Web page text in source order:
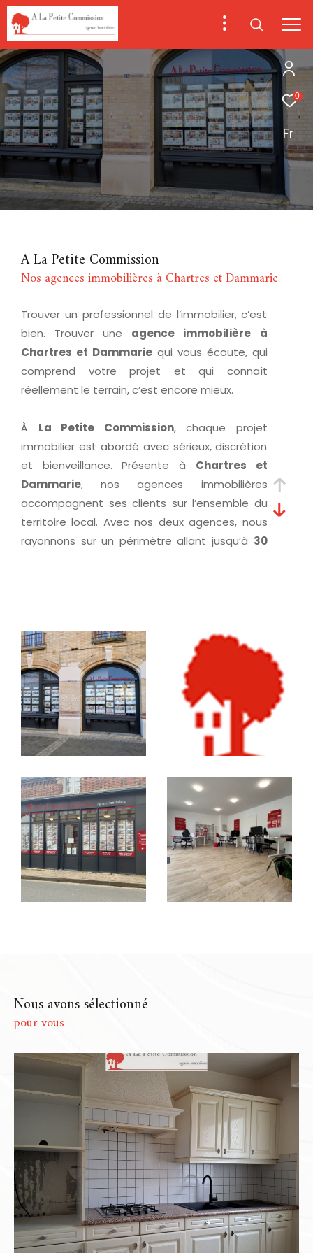
0
Fr
A La Petite Commission
Nos agences immobilières à Chartres et Dammarie
Trouver un professionnel de l’immobilier, c’est
bien. Trouver une agence immobilière à
Chartres et Dammariequi vous écoute, qui
comprend votre projet et qui connaît
réellement le terrain, c’est encore mieux.
À La Petite Commission, chaque projet
immobilier est abordé avec sérieux, discrétion
et bienveillance. Présente à Chartres et
Dammarie, nos agences immobilières
accompagnent ses clients sur l’ensemble du
territoire local. Avec nos deux agences, nous
rayonnons sur un périmètre allant jusqu’à 30
Luisant etc…), en passant par
Voves, Nogent
Le Phaye, Saint-Prest, Sours, Villeneuve-
Saint-Nicolas, Thivars, Saint Georges
Eure, Fontaine la Guyon, Amilly
et bien
d’autres communes environnantes, nous
couvrons un large secteur avec la même
exigence de qualité.
Vendre un bien, c’est souvent
bien plus qu’une simple
transaction
Derrière chaque porte, il y a une histoire. Une
maison à Thivarspleine de souvenirs, un
cela que nous choisissons de le présenter.
Notre rôle ? Comprendre ce qui le rend spécial,
lui ressemble. Pas de copier-coller, mais un vrai
travail d’ajustement pour que chaque mise en
vente soit à la fois fluide, cohérente et
respectueuse de vos attentes.
Une estimation juste, fondée
sur l'expérience
Une estimation immobilière à Chartresou
uneestimation immobilière à Dammarie, ce
n’est pas juste une fourchette de prix glissée
Nous avons sélectionné
pour vous